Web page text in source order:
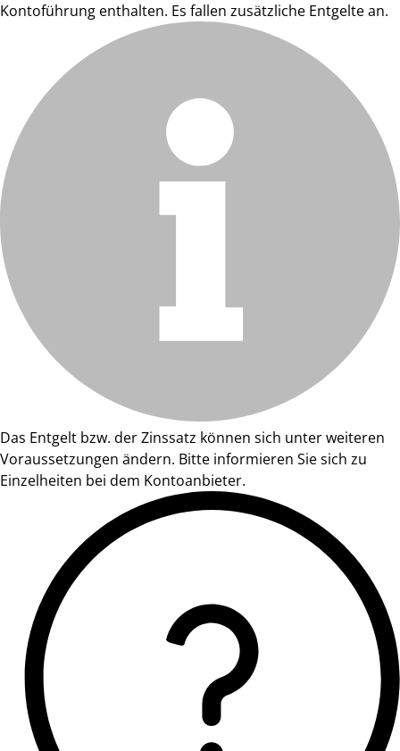
Kontoführung enthalten. Es fallen zusätzliche Entgelte an.
Das Entgelt bzw. der Zinssatz können sich unter weiteren
Voraussetzungen ändern. Bitte informieren Sie sich zu
Einzelheiten bei dem Kontoanbieter.